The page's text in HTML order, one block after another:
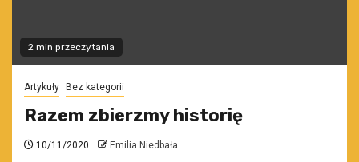
2 min przeczytania
Artykuły Bez kategorii
Razem zbierzmy historię
10/11/2020 Emilia Niedbała